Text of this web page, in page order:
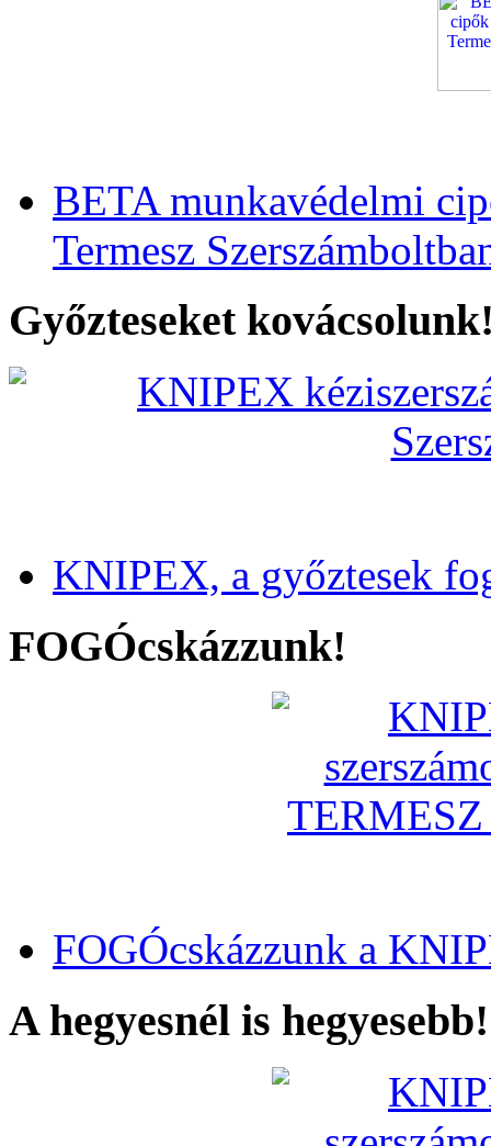
BETA munkavédelmi
Termesz
Győzteseket
KNIPEX, a győztesek
FOGÓcskázzunk!
FOGÓcskázzunk a
A hegyesnél is hegyesebb!